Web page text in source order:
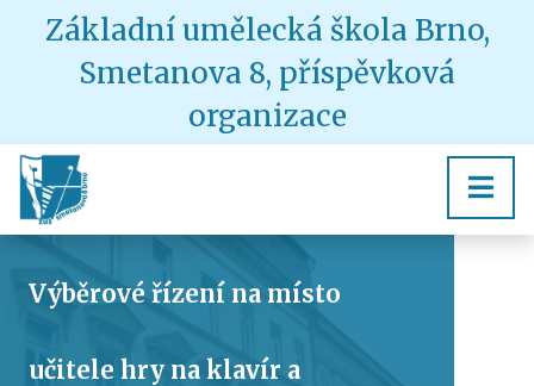
Základní umělecká škola Brno,
Smetanova 8, příspěvková
organizace
Výběrové řízení na místo
učitele hry na klavír a